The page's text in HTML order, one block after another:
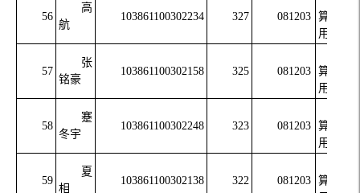
56
高
航
103861100302234 327 081203
算机应
用技术
57
张
铭豪
103861100302158 325 081203
算机应
用技术
58
蹇
冬宇
103861100302248 323 081203
算机应
用技术
59
夏
相
103861100302138 322 081203
算机应